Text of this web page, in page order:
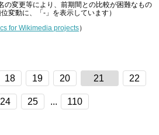
の変更等により、前期間との比較が困難なもの
変動に、「-」を表示しています）
for Wikimedia projects）
18 19 20 21 22
24 25 ... 110